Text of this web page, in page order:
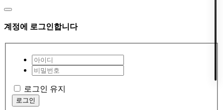
계정에 로그인합니다
로그인 유지
로그인